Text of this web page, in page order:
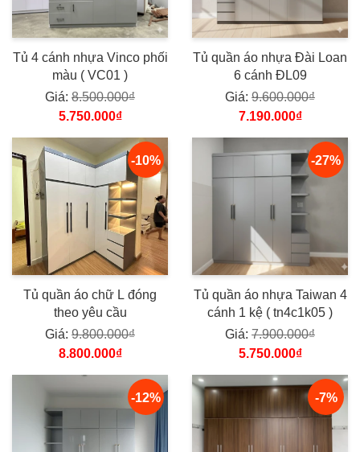
Tủ 4 cánh nhựa Vinco phối
màu ( VC01 )
Giá: 8.500.000₫
5.750.000₫
Tủ quần áo nhựa Đài Loan
6 cánh ĐL09
Giá: 9.600.000₫
7.190.000₫
-10%
Tủ quần áo chữ L đóng
theo yêu cầu
Giá: 9.800.000₫
8.800.000₫
-27%
Tủ quần áo nhựa Taiwan 4
cánh 1 kệ ( tn4c1k05 )
Giá: 7.900.000₫
5.750.000₫
-12% -7%